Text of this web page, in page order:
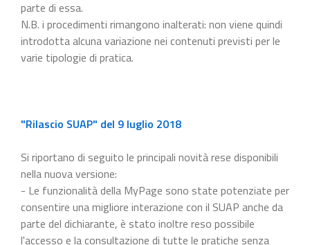
parte di essa.
N.B. i procedimenti rimangono inalterati: non viene quindi
introdotta alcuna variazione nei contenuti previsti per le
varie tipologie di pratica.
"Rilascio SUAP" del 9 luglio 2018
Si riportano di seguito le principali novità rese disponibili
nella nuova versione:
- Le funzionalità della MyPage sono state potenziate per
consentire una migliore interazione con il SUAP anche da
parte del dichiarante, è stato inoltre reso possibile
l'accesso e la consultazione di tutte le pratiche senza